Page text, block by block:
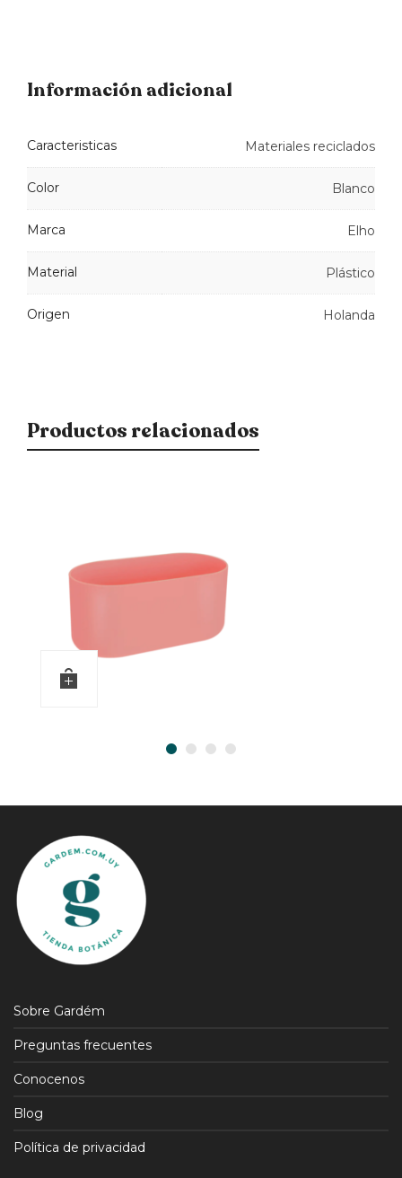
Información adicional
Caracteristicas Materiales reciclados
Color Blanco
Marca Elho
Material Plástico
Origen Holanda
Productos relacionados
Sobre Gardém
Preguntas frecuentes
Conocenos
Blog
Política de privacidad